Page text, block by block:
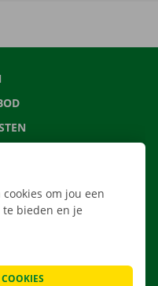
ONS
om jou een
bieden en je